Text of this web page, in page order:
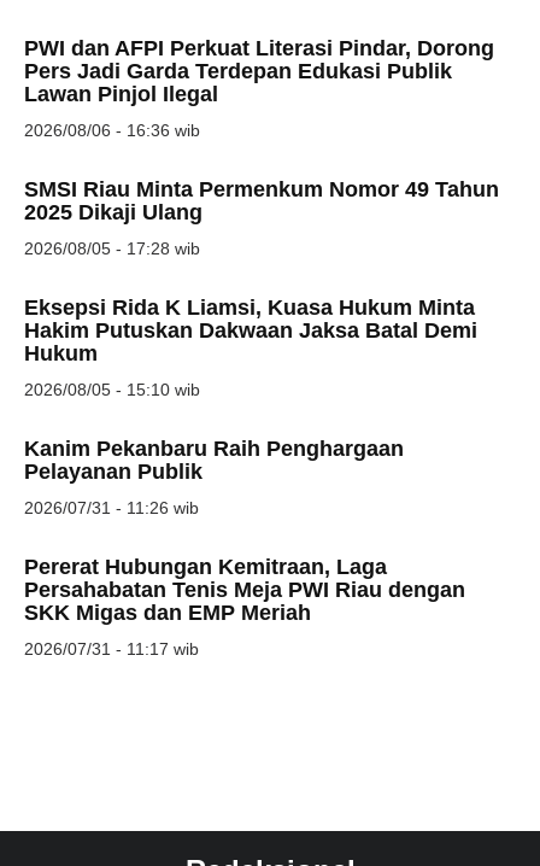
PWI dan AFPI Perkuat Literasi Pindar, Dorong
Pers Jadi Garda Terdepan Edukasi Publik
Lawan Pinjol Ilegal
2026/08/06 - 16:36 wib
SMSI Riau Minta Permenkum Nomor 49 Tahun
2025 Dikaji Ulang
2026/08/05 - 17:28 wib
Eksepsi Rida K Liamsi, Kuasa Hukum Minta
Hakim Putuskan Dakwaan Jaksa Batal Demi
Hukum
2026/08/05 - 15:10 wib
Kanim Pekanbaru Raih Penghargaan
Pelayanan Publik
2026/07/31 - 11:26 wib
Pererat Hubungan Kemitraan, Laga
Persahabatan Tenis Meja PWI Riau dengan
SKK Migas dan EMP Meriah
2026/07/31 - 11:17 wib